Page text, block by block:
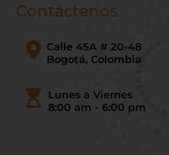
Contáctenos
Calle 45A # 20-48
Bogotá, Colombia
Lunes a Viernes
8:00 am - 6:00 pm